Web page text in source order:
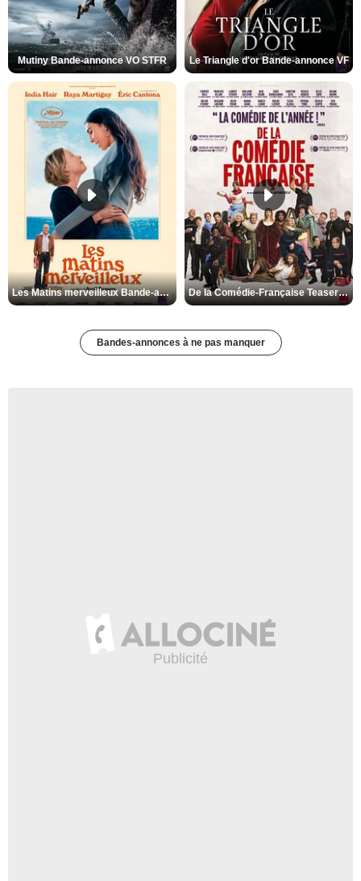
Mutiny Bande-annonce VO STFR Le Triangle d'or Bande-annonce VF
Les Matins merveilleux Bande-annonce VF De la Comédie-Française Teaser VF
Bandes-annonces à ne pas manquer